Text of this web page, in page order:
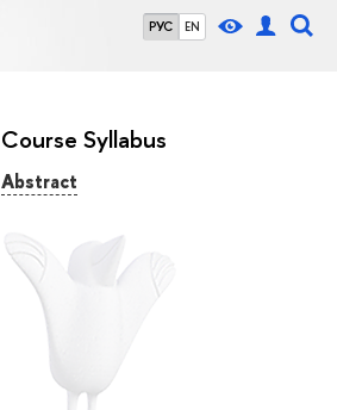
РУС EN
Course Syllabus
Abstract